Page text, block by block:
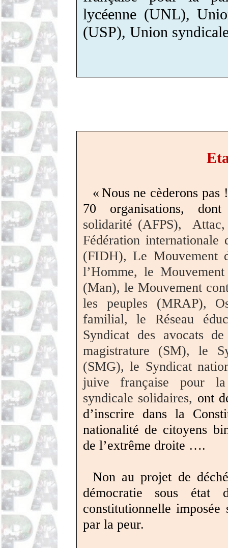
lycéenne (UNL),
(USP), Union
« Nous ne cèderons pas
70 organisations,
solidarité (AFPS),
Fédération internationale
(FIDH), Le Mouvement
l’Homme, le
(Man), le Mouvement
les peuples (MRAP),
familial, le Réseau
Syndicat des avocats
magistrature (SM), le
(SMG), le Syndicat
juive française pour
syndicale solidaires, ont
d’inscrire dans la
nationalité de citoyens
de l’extrême droite ….
Non au projet de
démocratie sous état
constitutionnelle
par la peur.